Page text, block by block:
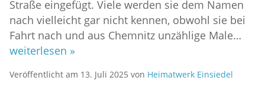
Straße eingefügt. Viele werden sie dem Namen
nach vielleicht gar nicht kennen, obwohl sie bei
Fahrt nach und aus Chemnitz unzählige Male…
weiterlesen »
Veröffentlicht am 13. Juli 2025 von Heimatwerk Einsiedel